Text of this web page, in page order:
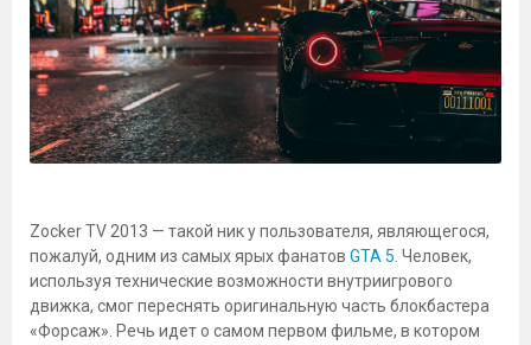
Zocker TV 2013 — такой ник у пользователя, являющегося,
пожалуй, одним из самых ярых фанатов GTA 5 . Человек,
используя технические возможности внутриигрового
движка, смог переснять оригинальную часть блокбастера
«Форсаж». Речь идет о самом первом фильме, в котором